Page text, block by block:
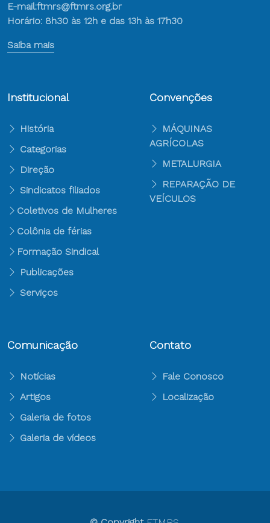
E-mail:ftmrs@ftmrs.org.br
Horário: 8h30 às 12h e das 13h às 17h30
Saiba mais
Institucional
História
Categorias
Direção
Sindicatos filiados
Coletivos de Mulheres
Colônia de férias
Formação Sindical
Publicações
Serviços
Convenções
MÁQUINAS
AGRÍCOLAS
METALURGIA
REPARAÇÃO DE
VEÍCULOS
Comunicação
Notícias
Artigos
Galeria de fotos
Galeria de vídeos
Contato
Fale Conosco
Localização